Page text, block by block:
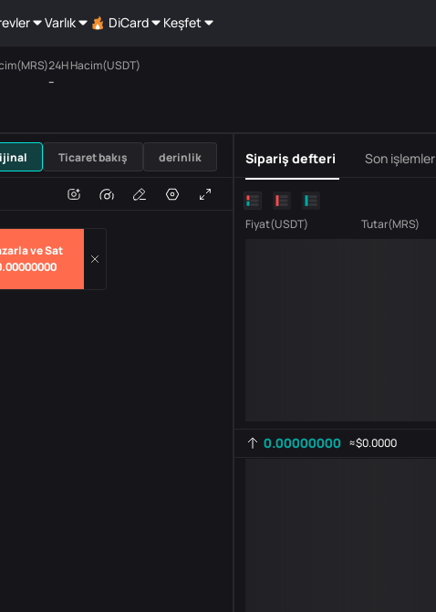
Varlık DiCard Keşfet
ve Sat
24H Hacim(USDT)
--
USDT
hacim
Ticaret bakış derinlik Sipariş defteri Son işlemler
Fiyat(USDT) Tutar(MRS)
0.00000000 ≈$0.0000